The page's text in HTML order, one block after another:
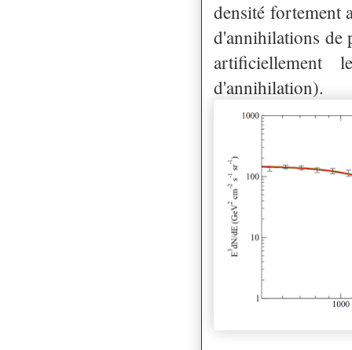
densité fortement
d'annihilations de
artificiellement
d'annihilation).